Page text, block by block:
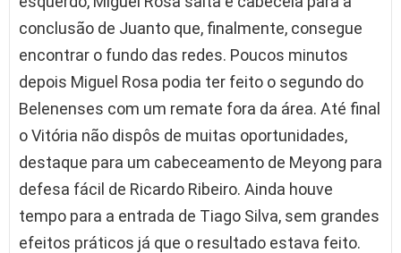
conclusão de Juanto que, finalmente, consegue
encontrar o fundo das redes. Poucos minutos
depois Miguel Rosa podia ter feito o segundo do
Belenenses com um remate fora da área. Até final
o Vitória não dispôs de muitas oportunidades,
destaque para um cabeceamento de Meyong para
defesa fácil de Ricardo Ribeiro. Ainda houve
tempo para a entrada de Tiago Silva, sem grandes
efeitos práticos já que o resultado estava feito.